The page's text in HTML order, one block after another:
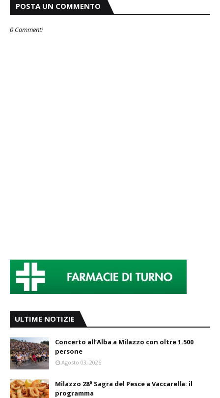
POSTA UN COMMENTO
0 Commenti
ULTIME NOTIZIE
Concerto all’Alba a Milazzo con oltre 1.500
persone
Agosto 03, 2026
Milazzo 28ª Sagra del Pesce a Vaccarella: il
programma